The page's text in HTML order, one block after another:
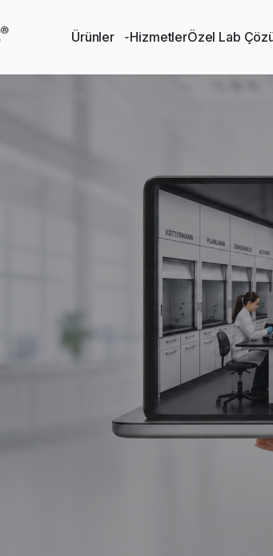
Ürünler HizmetlerÖzel Lab